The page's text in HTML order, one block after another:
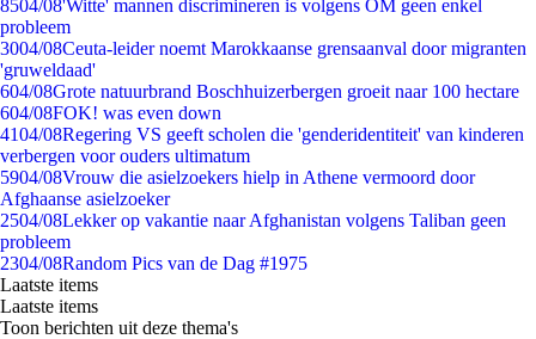
8504/08'Witte' mannen discrimineren is volgens OM geen enkel
probleem
3004/08Ceuta-leider noemt Marokkaanse grensaanval door migranten
'gruweldaad'
604/08Grote natuurbrand Boschhuizerbergen groeit naar 100 hectare
604/08FOK! was even down
4104/08Regering VS geeft scholen die 'genderidentiteit' van kinderen
verbergen voor ouders ultimatum
5904/08Vrouw die asielzoekers hielp in Athene vermoord door
Afghaanse asielzoeker
2504/08Lekker op vakantie naar Afghanistan volgens Taliban geen
probleem
2304/08Random Pics van de Dag #1975
Laatste items
Laatste items
Toon berichten uit deze thema's